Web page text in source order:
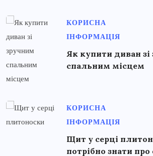
КОРИСНА
ІНФОРМАЦІЯ
Як купити диван
спальним місцем
КОРИСНА
ІНФОРМАЦІЯ
Щит у серці
потрібно знати про